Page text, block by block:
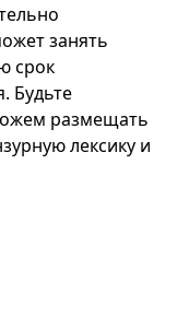
занять
срок
Будьте
размещать
лексику и